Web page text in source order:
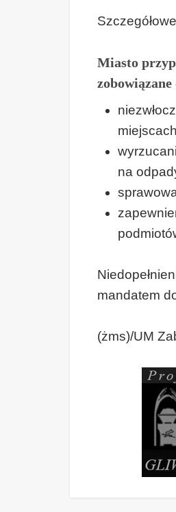
Miasto
zobowiązane
na
mandatem
(żms)/UM